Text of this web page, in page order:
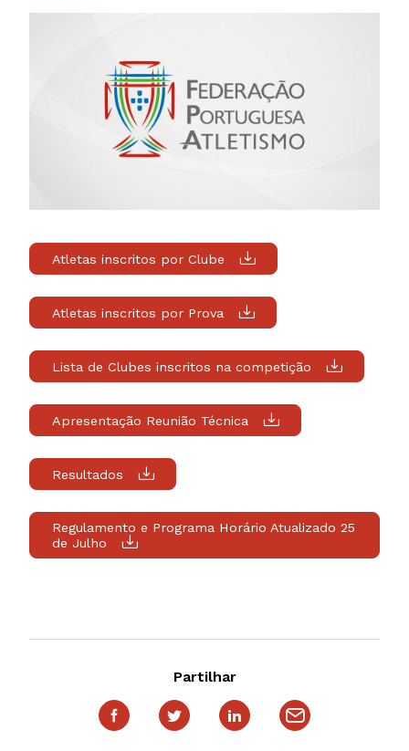
Atletas inscritos por Clube
Atletas inscritos por Prova
Lista de Clubes inscritos na competição
Apresentação Reunião Técnica
Resultados
Regulamento e Programa Horário Atualizado 25
de Julho
Partilhar